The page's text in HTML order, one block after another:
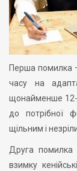
Перша помилка
часу на
щонайменше 12-
до потрібної
щільним і
Друга помилка
взимку